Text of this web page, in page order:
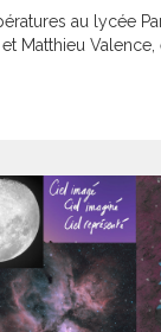
au lycée
Matthieu Valence,